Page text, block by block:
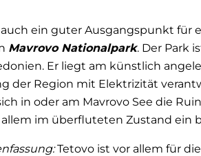
ein guter Ausgangspunkt für
Mavrovo Nationalpark. Der Park
Er liegt am künstlich
der Region mit Elektrizität
in oder am Mavrovo See die
im überfluteten Zustand ein
Tetovo ist vor allem für